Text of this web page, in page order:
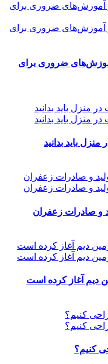
ضروری برای
باید بدانید
و صادرات زعفران
دیم آغاز کرده است
کنیم؟